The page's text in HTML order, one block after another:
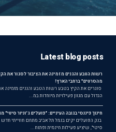
Latest blog posts
רשות הטבע והגנים מזמינה את הציבור לסגור את
מהסרטים" ברחבי הארץ!
סוגרים את הקיץ בטבע רשות הטבע והגנים מזמינה
הגדול עם מגוון פעילויות מיוחדות במ...
חינוך פיננסי בגובה העיניים: "פועלים ג'וניור
בנק הפועלים יקים בנמל תל אביב מתחם חווייתי חדש
סיטי", שיציע פעילות חינמית ופתוח...